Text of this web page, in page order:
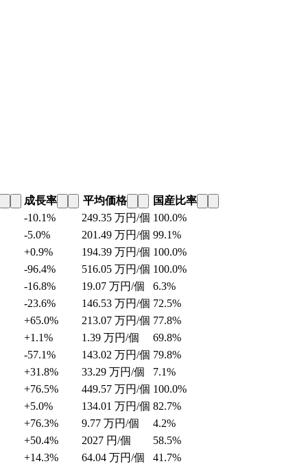
成長率 平均価格
国産比率
-10.1% 249.35 万円/個 100.0%
-5.0% 201.49 万円/個 99.1%
+0.9% 194.39 万円/個 100.0%
-96.4% 516.05 万円/個 100.0%
-16.8% 19.07 万円/個
6.3%
-23.6% 146.53 万円/個 72.5%
+65.0% 213.07 万円/個 77.8%
+1.1% 1.39 万円/個
69.8%
-57.1% 143.02 万円/個 79.8%
+31.8% 33.29 万円/個
7.1%
+76.5% 449.57 万円/個 100.0%
+5.0% 134.01 万円/個 82.7%
+76.3% 9.77 万円/個
4.2%
+50.4% 2027 円/個
58.5%
+14.3% 64.04 万円/個
41.7%